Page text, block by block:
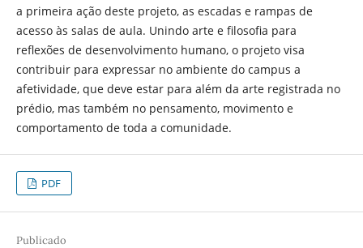
a primeira ação deste projeto, as escadas e rampas de
acesso às salas de aula. Unindo arte e filosofia para
reflexões de desenvolvimento humano, o projeto visa
contribuir para expressar no ambiente do campus a
afetividade, que deve estar para além da arte registrada no
prédio, mas também no pensamento, movimento e
comportamento de toda a comunidade.
PDF
Publicado